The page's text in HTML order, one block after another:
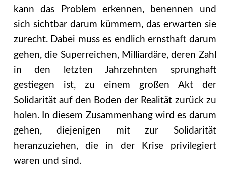
kann das Problem erkennen, benennen und
sich sichtbar darum kümmern, das erwarten sie
zurecht. Dabei muss es endlich ernsthaft darum
gehen, die Superreichen, Milliardäre, deren Zahl
in den letzten Jahrzehnten sprunghaft
gestiegen ist, zu einem großen Akt der
Solidarität auf den Boden der Realität zurück zu
holen. In diesem Zusammenhang wird es darum
gehen, diejenigen mit zur Solidarität
heranzuziehen, die in der Krise privilegiert
waren und sind.